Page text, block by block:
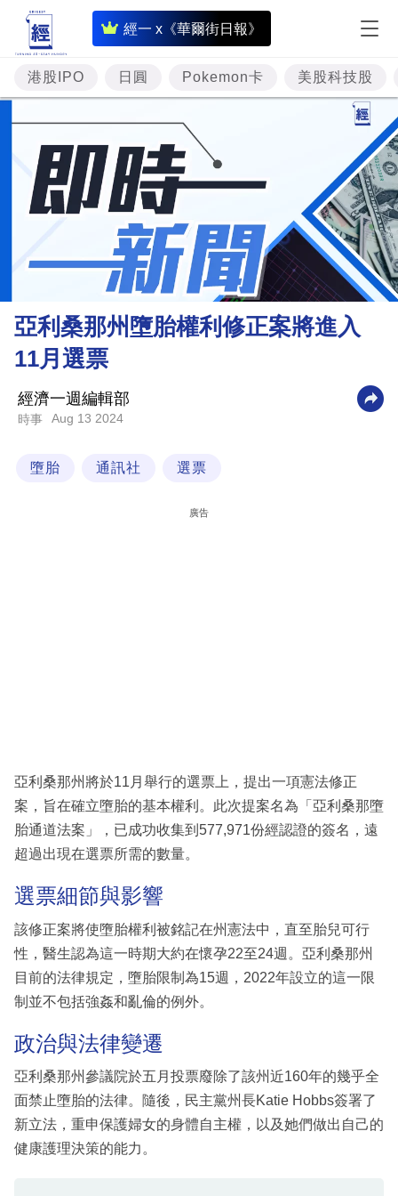
經一 x《華爾街日報》
即
時
財
經
專
題
投
資
樓
市
財
業
科
區
港股IPO 日圓 Pokemon卡 美股科技股
亞利桑那州墮胎權利修正案將進入
11月選票
經濟一週編輯部
時事 Aug 13 2024
墮胎 通訊社 選票
廣告
亞利桑那州將於11月舉行的選票上，提出一項憲法修正
案，旨在確立墮胎的基本權利。此次提案名為「亞利桑那墮
胎通道法案」，已成功收集到577,971份經認證的簽名，遠
超過出現在選票所需的數量。
選票細節與影響
該修正案將使墮胎權利被銘記在州憲法中，直至胎兒可行
性，醫生認為這一時期大約在懷孕22至24週。亞利桑那州
目前的法律規定，墮胎限制為15週，2022年設立的這一限
制並不包括強姦和亂倫的例外。
政治與法律變遷
亞利桑那州參議院於五月投票廢除了該州近160年的幾乎全
面禁止墮胎的法律。隨後，民主黨州長Katie Hobbs簽署了
新立法，重申保護婦女的身體自主權，以及她們做出自己的
健康護理決策的能力。